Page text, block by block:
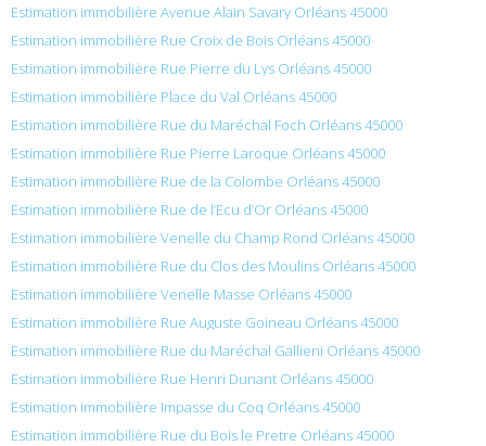
Estimation immobilière Avenue Alain Savary Orléans 45000
Estimation immobilière Rue Croix de Bois Orléans 45000
Estimation immobilière Rue Pierre du Lys Orléans 45000
Estimation immobilière Place du Val Orléans 45000
Estimation immobilière Rue du Maréchal Foch Orléans 45000
Estimation immobilière Rue Pierre Laroque Orléans 45000
Estimation immobilière Rue de la Colombe Orléans 45000
Estimation immobilière Rue de l’Ecu d’Or Orléans 45000
Estimation immobilière Venelle du Champ Rond Orléans 45000
Estimation immobilière Rue du Clos des Moulins Orléans 45000
Estimation immobilière Venelle Masse Orléans 45000
Estimation immobilière Rue Auguste Goineau Orléans 45000
Estimation immobilière Rue du Maréchal Gallieni Orléans 45000
Estimation immobilière Rue Henri Dunant Orléans 45000
Estimation immobilière Impasse du Coq Orléans 45000
Estimation immobilière Rue du Bois le Pretre Orléans 45000